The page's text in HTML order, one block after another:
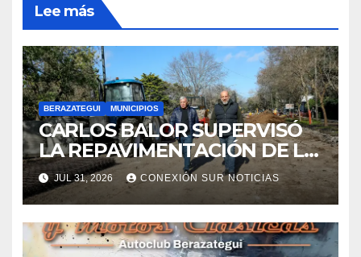
Lee más
BERAZATEGUI MUNICIPIOS
CARLOS BALOR SUPERVISÓ
LA REPAVIMENTACIÓN DE LA
AVENIDA AGOTE EN
RANELAGH
JUL 31, 2026 CONEXIÓN SUR NOTICIAS